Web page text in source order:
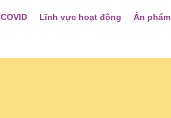
Lĩnh vực hoạt động Ấn phẩm